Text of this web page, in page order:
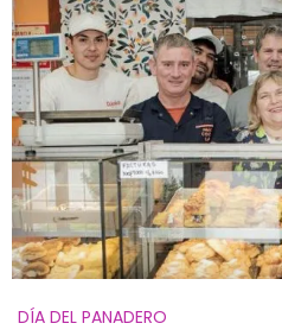
DÍA DEL PANADERO